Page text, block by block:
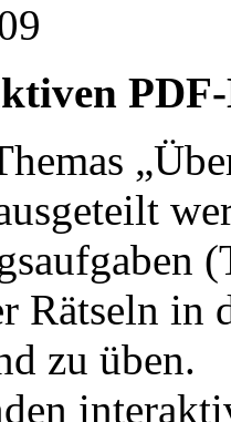
Rätseln in
zu üben.